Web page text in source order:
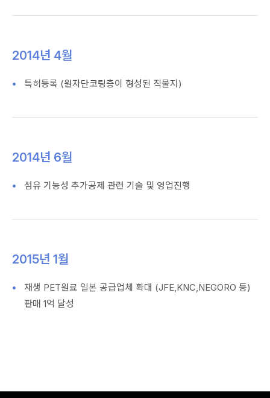
2014년 4월
특허등록 (원자단코팅층이 형성된 직물지)
2014년 6월
섬유 기능성 추가공제 관련 기술 및 영업진행
2015년 1월
재생 PET원료 일본 공급업체 확대 (JFE,KNC,NEGORO 등)
판매 1억 달성